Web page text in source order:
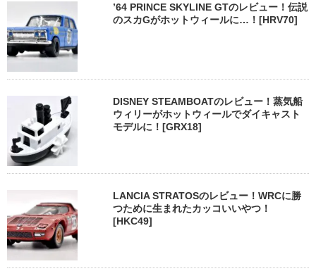
’64 PRINCE SKYLINE GTのレビュー！伝説
のスカGがホットウィールに…！[HRV70]
DISNEY STEAMBOATのレビュー！蒸気船
ウィリーがホットウィールでダイキャスト
モデルに！[GRX18]
LANCIA STRATOSのレビュー！WRCに勝
つために生まれたカッコいいやつ！
[HKC49]